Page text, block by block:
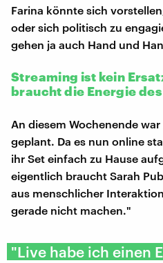
Farina könnte sich
oder sich politisch zu
gehen ja auch Hand und
Streaming ist kein
braucht die Energie
An diesem Wochenende
geplant. Da es nun online
ihr Set einfach zu Hause
eigentlich braucht Sarah
aus menschlicher
gerade nicht machen."
"Live habe ich einen